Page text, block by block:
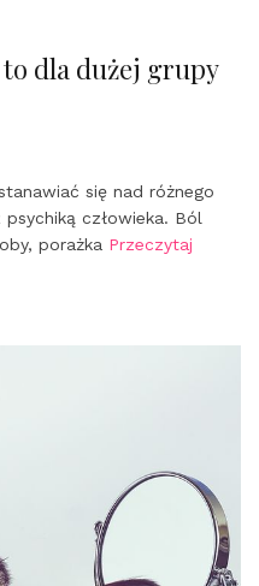
dla dużej grupy
się nad różnego
człowieka. Ból
porażka Przeczytaj